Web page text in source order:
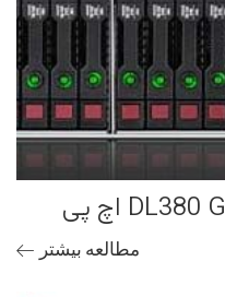
مطالعه بیشتر